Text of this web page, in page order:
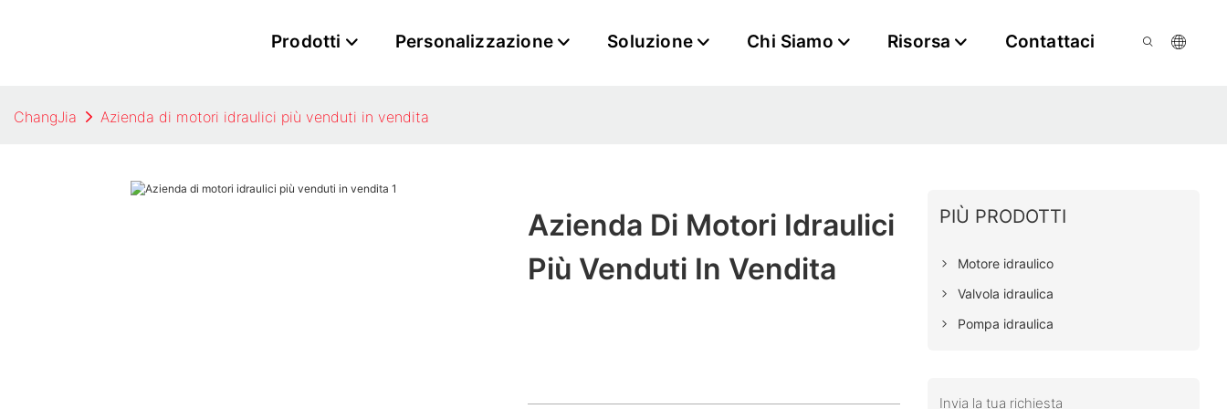
Prodotti Personalizzazione Soluzione Chi Siamo Risorsa Contattaci
ChangJia Azienda di motori idraulici più venduti in vendita
Azienda Di Motori Idraulici
Più Venduti In Vendita
PIÙ PRODOTTI
Motore idraulico
Valvola idraulica
Pompa idraulica
Invia la tua richiesta